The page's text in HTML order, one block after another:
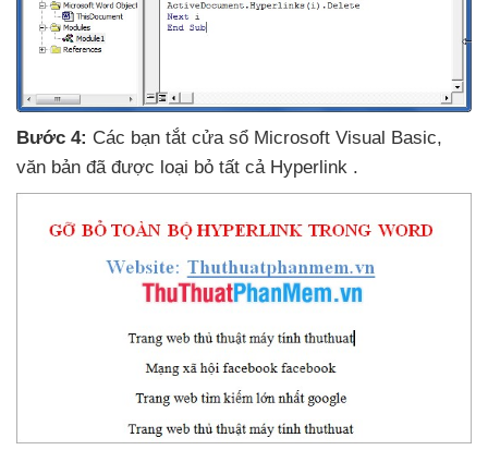
Bước 4: Các bạn tắt cửa sổ Microsoft Visual Basic,
văn bản đã được loại bỏ tất cả Hyperlink .